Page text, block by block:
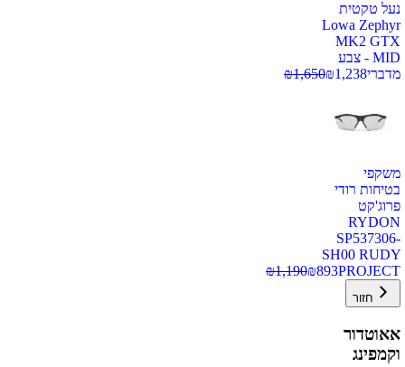
נעל טקטית
Lowa Zephyr
MK2 GTX
MID - צבע
מדברי
₪1,238
₪1,650
משקפי
בטיחות רודי
פרוג'קט
RYDON
SP537306-
SH00 RUDY
PROJECT
₪893
₪1,190
חזור
אאוטדור
וקמפינג